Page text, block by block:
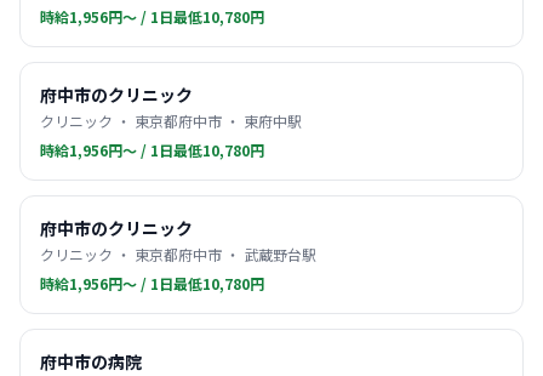
時給1,956円〜 / 1日最低10,780円
府中市のクリニック
クリニック ・ 東京都府中市 ・ 東府中駅
時給1,956円〜 / 1日最低10,780円
府中市のクリニック
クリニック ・ 東京都府中市 ・ 武蔵野台駅
時給1,956円〜 / 1日最低10,780円
府中市の病院